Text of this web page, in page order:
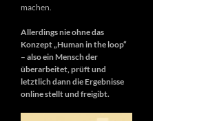
machen.
Allerdings nie ohne das
Konzept „Human in the loop“
– also ein Mensch der
überarbeitet, prüft und
letztlich dann die Ergebnisse
online stellt und freigibt.